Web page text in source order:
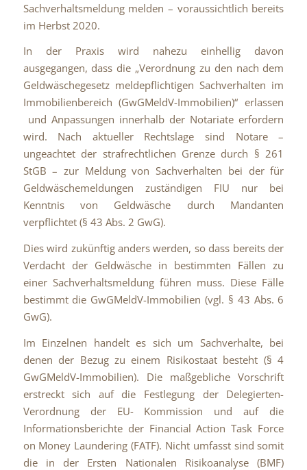
Sachverhaltsmeldung melden – voraussichtlich bereits
im Herbst 2020.
In der Praxis wird nahezu einhellig davon
ausgegangen, dass die „Verordnung zu den nach dem
Geldwäschegesetz meldepflichtigen Sachverhalten im
Immobilienbereich (GwGMeldV-Immobilien)“ erlassen
und Anpassungen innerhalb der Notariate erfordern
wird. Nach aktueller Rechtslage sind Notare –
ungeachtet der strafrechtlichen Grenze durch § 261
StGB – zur Meldung von Sachverhalten bei der für
Geldwäschemeldungen zuständigen FIU nur bei
Kenntnis von Geldwäsche durch Mandanten
verpflichtet (§ 43 Abs. 2 GwG).
Dies wird zukünftig anders werden, so dass bereits der
Verdacht der Geldwäsche in bestimmten Fällen zu
einer Sachverhaltsmeldung führen muss. Diese Fälle
bestimmt die GwGMeldV-Immobilien (vgl. § 43 Abs. 6
GwG).
Im Einzelnen handelt es sich um Sachverhalte, bei
denen der Bezug zu einem Risikostaat besteht (§ 4
GwGMeldV-Immobilien). Die maßgebliche Vorschrift
erstreckt sich auf die Festlegung der Delegierten-
Verordnung der EU- Kommission und auf die
Informationsberichte der Financial Action Task Force
on Money Laundering (FATF). Nicht umfasst sind somit
die in der Ersten Nationalen Risikoanalyse (BMF)